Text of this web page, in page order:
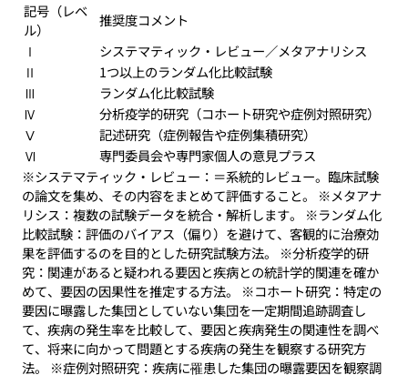
記号（レベ
ル）
推奨度コメント
Ⅰ
システマティック・レビュー／メタアナリシス
Ⅱ
1つ以上のランダム化比較試験
Ⅲ
ランダム化比較試験
Ⅳ
分析疫学的研究（コホート研究や症例対照研究）
Ⅴ
記述研究（症例報告や症例集積研究）
Ⅵ
専門委員会や専門家個人の意見プラス
※システマティック・レビュー：＝系統的レビュー。臨床試験
の論文を集め、その内容をまとめて評価すること。 ※メタアナ
リシス：複数の試験データを統合・解析します。 ※ランダム化
比較試験：評価のバイアス（偏り）を避けて、客観的に治療効
果を評価するのを目的とした研究試験方法。 ※分析疫学的研
究：関連があると疑われる要因と疾病との統計学的関連を確か
めて、要因の因果性を推定する方法。 ※コホート研究：特定の
要因に曝露した集団としていない集団を一定期間追跡調査し
て、疾病の発生率を比較して、要因と疾病発生の関連性を調べ
て、将来に向かって問題とする疾病の発生を観察する研究方
法。 ※症例対照研究：疾病に罹患した集団の曝露要因を観察調